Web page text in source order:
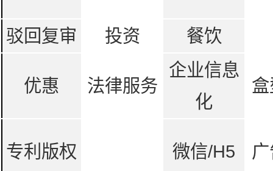
驳回复审 投资 餐饮
优惠 法律服务
企业信息
化
专利版权 微信/H5